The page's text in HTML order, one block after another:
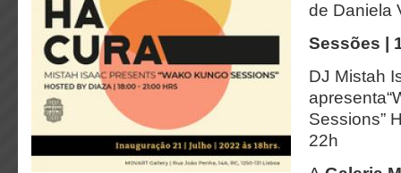
de Daniela
Sessões |
DJ Mistah
Sessions”
22h